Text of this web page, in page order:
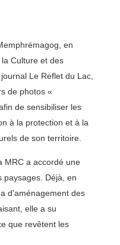
en
Culture et des
Le Reflet du Lac,
de photos «
de sensibiliser les
à la protection et à la
de son territoire.
MRC a accordé une
paysages. Déjà, en
d'aménagement des
elle a su
que revêtent les